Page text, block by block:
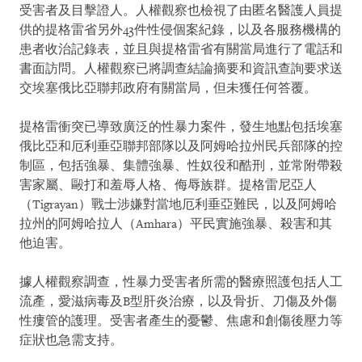
受害者及目擊證人。人權觀察也檢視了由匿名醫護人員提
供的提格雷省另外43件性侵個案紀錄，以及各服務機構的
患者收治記錄表，並且與提格雷省有關當局進行了電話和
書面訪問。人權觀察已將調查結論摘要和資訊查詢要求送
交埃塞俄比亞聯邦政府有關當局，但未獲任何答覆。
提格雷衝突已導致廣泛的性暴力案件，發生地點包括埃塞
俄比亞和厄利垂亞聯邦部隊以及阿姆哈拉州民兵部隊的控
制區，包括強暴、集體強暴、性奴役和酷刑，並常附帶殺
害家屬、毆打和羞辱人格、侮辱族群。提格雷尼亞人
（Tigrayan）戰士涉嫌對當地厄利垂亞難民，以及阿姆哈
拉州的阿姆哈拉人（Amhara）平民實施強暴、殺害和其
他迫害。
據人權觀察調查，性暴力受害者所需的醫療照護包括人工
流產，愛滋病毒及B型肝炎治療，以及骨折、刀傷及外傷
性瘻管的護理。受害者產生的憂鬱、焦慮和創傷後壓力等
症狀也急需支持。